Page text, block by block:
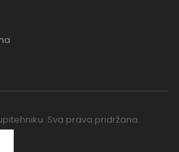
Sva prava pridržana.